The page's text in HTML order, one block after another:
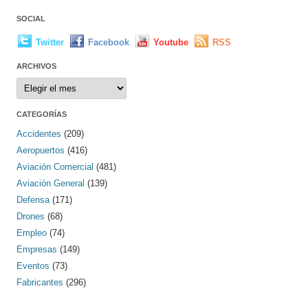
SOCIAL
Twitter Facebook Youtube RSS
ARCHIVOS
Archivos
CATEGORÍAS
Accidentes (209)
Aeropuertos (416)
Aviación Comercial (481)
Aviación General (139)
Defensa (171)
Drones (68)
Empleo (74)
Empresas (149)
Eventos (73)
Fabricantes (296)